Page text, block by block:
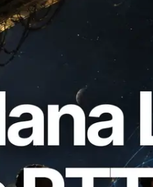
Slot API：新